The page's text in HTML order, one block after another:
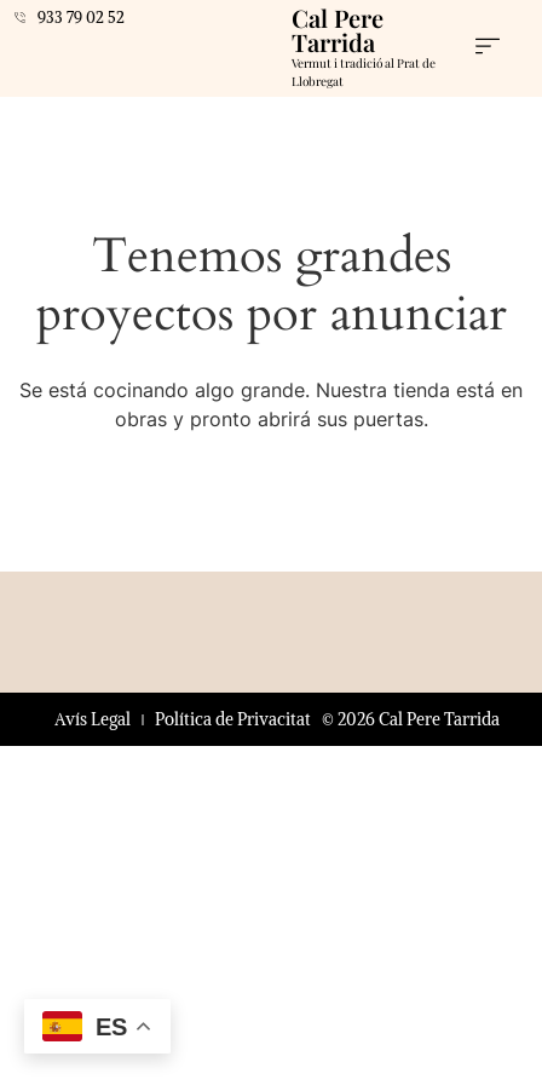
933 79 02 52 Cal Pere
Tarrida
Vermut i tradició al Prat de
Llobregat
Tenemos grandes
proyectos por anunciar
Se está cocinando algo grande. Nuestra tienda está en
obras y pronto abrirá sus puertas.
© 2026 Cal Pere Tarrida
Avís Legal Política de Privacitat
ES